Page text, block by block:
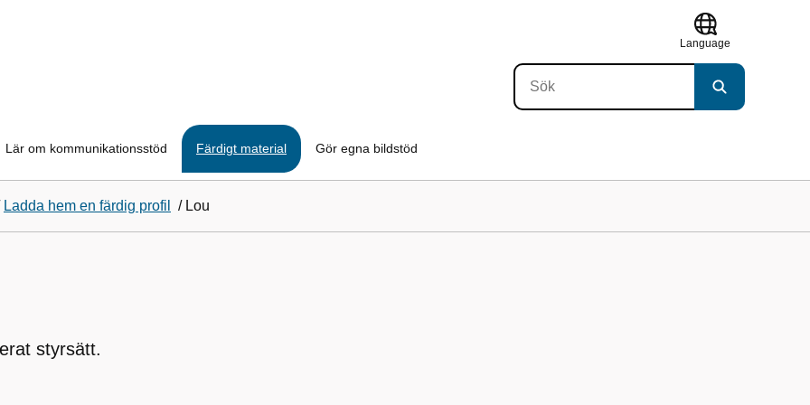
Language
Lär om kommunikationsstöd Färdigt material Gör egna bildstöd
Ladda hem en färdig profil / Lou
styrsätt.